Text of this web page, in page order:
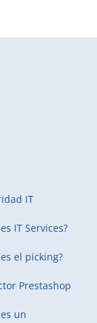
IT
IT Services?
el picking?
Prestashop
un